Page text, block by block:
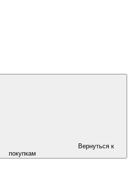
Вернуться к
покупкам